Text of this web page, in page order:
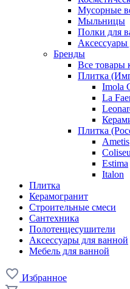
Мусорные
Мыльницы
Полки для
Аксессуары
Бренды
Все товары
Плитка
Imola
La
Плитка
Ametis
Estima
Italon
Плитка
Керамогранит
Строительные смеси
Сантехника
Полотенцесушители
Аксессуары для ванной
Мебель для ванной
Избранное